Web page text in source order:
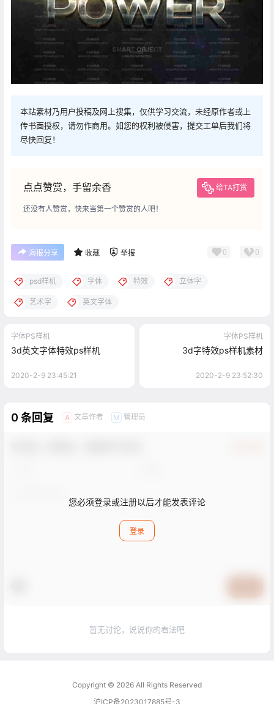
本站素材乃用户投稿及网上搜集，仅供学习交流，未经原作者或上
传书面授权，请勿作商用。如您的权利被侵害，提交工单后我们将
尽快回复！
点点赞赏，手留余香 给TA打赏
还没有人赞赏，快来当第一个赞赏的人吧！
海报分享 收藏 举报 0 0
psd样机 字体 特效 立体字
艺术字 英文字体
字体PS样机
3d英文字体特效ps样机
2020-2-9 23:45:21
字体PS样机
3d字特效ps样机素材
2020-2-9 23:52:30
0 条回复 A 文章作者 M 管理员
您必须登录或注册以后才能发表评论
登录
暂无讨论，说说你的看法吧
Copyright © 2026 All Rights Reserved
沪ICP备2023017885号-3